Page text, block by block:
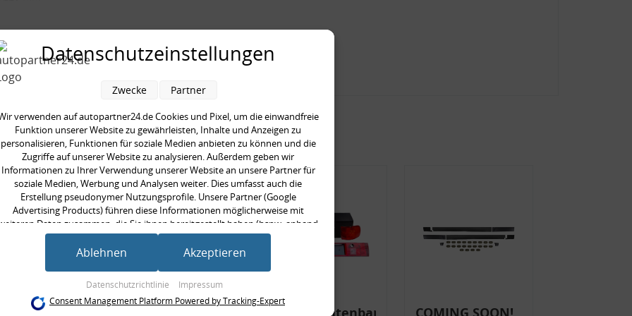
[mm]:
1220 mm
kauften auch
Blinker-
Rückleuchtenband
COMING SOON!
Datenschutzeinstellungen
verwenden auf autopartner24.de Cookies und Pixel, um die einwandfreie
Funktion unserer Website zu gewährleisten, Inhalte und Anzeigen zu
personalisieren, Funktionen für soziale Medien anbieten zu können und die
Zugriffe auf unserer Website zu analysieren. Außerdem geben wir
Informationen zu Ihrer Verwendung unserer Website an unsere Partner für
soziale Medien, Werbung und Analysen weiter. Dies umfasst auch die
Erstellung pseudonymer Nutzungsprofile. Unsere Partner (Google
Advertising Products) führen diese Informationen möglicherweise mit
Daten zusammen, die Sie ihnen bereitgestellt haben (bspw. anhand
eines persönlichen Accounts) oder welche sie im Rahmen Ihrer Nutzung der
Dienste gesammelt haben (bspw. Nutzungsdaten anderer Geräte). Ihre
Einwilligung zur Nutzung von Cookies und Pixeln können Sie jederzeit
dort die entsprechenden Anpassungen vornehmen.
Datenschutzrichtlinie Impressum
Zwecke Partner
Ablehnen Akzeptieren
Consent Management Platform Powered by Tracking-Expert